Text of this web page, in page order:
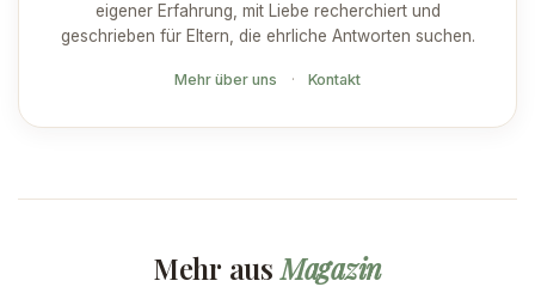
eigener Erfahrung, mit Liebe recherchiert und
geschrieben für Eltern, die ehrliche Antworten suchen.
Mehr über uns · Kontakt
Mehr ausMagazin